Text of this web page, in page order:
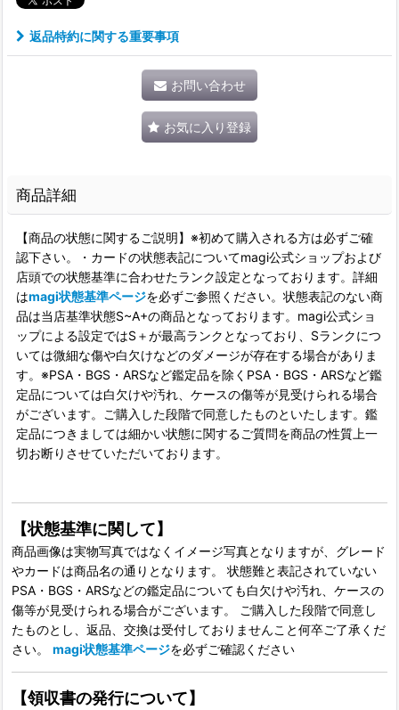
返品特約に関する重要事項
お問い合わせ
お気に入り登録
商品詳細
【商品の状態に関するご説明】※初めて購入される方は必ずご確
認下さい。・カードの状態表記についてmagi公式ショップおよび
店頭での状態基準に合わせたランク設定となっております。詳細
はmagi状態基準ページを必ずご参照ください。状態表記のない商
品は当店基準状態S~A+の商品となっております。magi公式ショ
ップによる設定ではS＋が最高ランクとなっており、Sランクにつ
いては微細な傷や白欠けなどのダメージが存在する場合がありま
す。※PSA・BGS・ARSなど鑑定品を除くPSA・BGS・ARSなど鑑
定品については白欠けや汚れ、ケースの傷等が見受けられる場合
がございます。ご購入した段階で同意したものといたします。鑑
定品につきましては細かい状態に関するご質問を商品の性質上一
切お断りさせていただいております。
【状態基準に関して】
商品画像は実物写真ではなくイメージ写真となりますが、グレード
やカードは商品名の通りとなります。 状態難と表記されていない
PSA・BGS・ARSなどの鑑定品についても白欠けや汚れ、ケースの
傷等が見受けられる場合がございます。 ご購入した段階で同意し
たものとし、返品、交換は受付しておりませんこと何卒ご了承くだ
さい。 magi状態基準ページを必ずご確認ください
【領収書の発行について】